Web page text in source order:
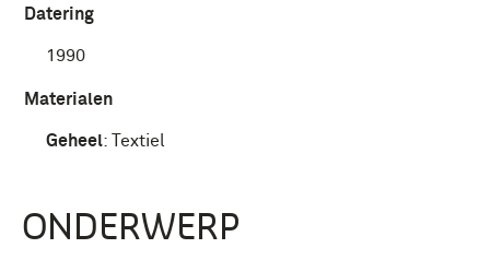
Datering
1990
Materialen
Geheel: Textiel
ONDERWERP